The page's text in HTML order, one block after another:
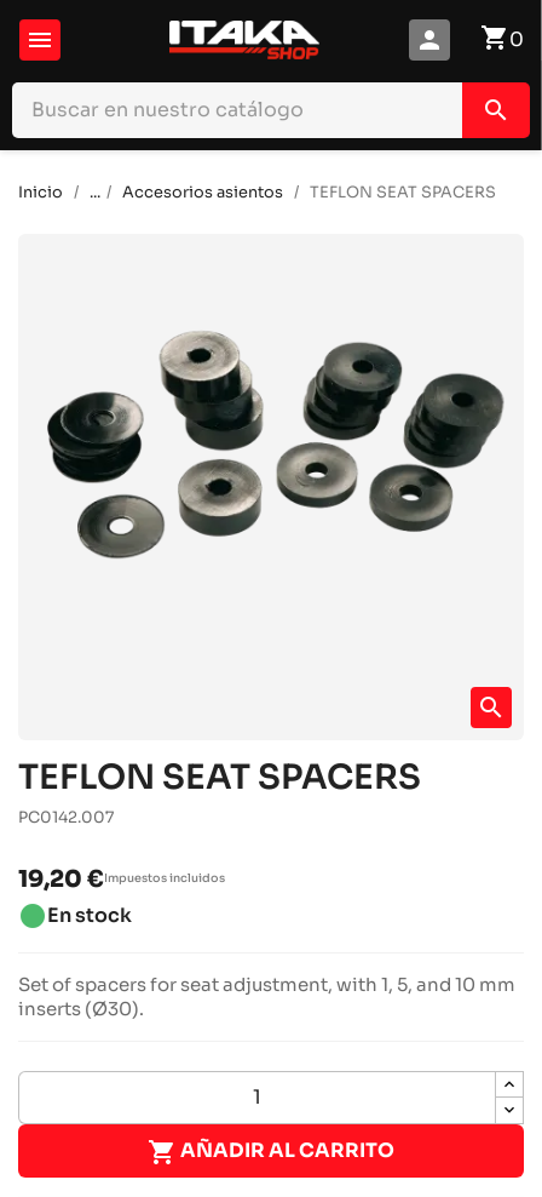
 shopping_cart0
person
search
Inicio ... Accesorios asientos TEFLON SEAT SPACERS
search
TEFLON SEAT SPACERS
PC0142.007
19,20 €Impuestos incluidos
brightness_1En stock
Set of spacers for seat adjustment, with 1, 5, and 10 mm
inserts (Ø30).
 AÑADIR AL CARRITO